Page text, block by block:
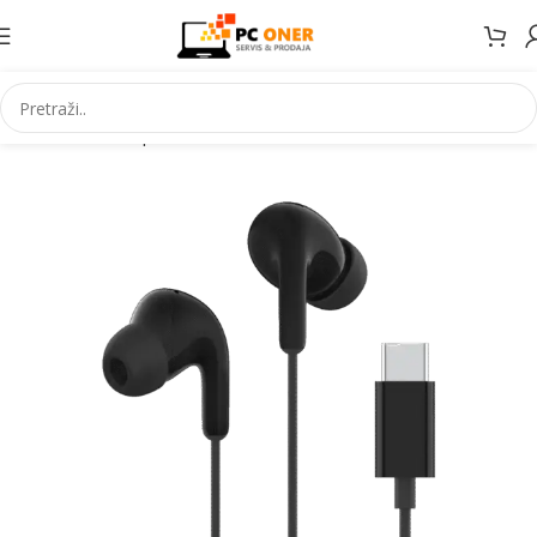
Početna Smartphones Accessories